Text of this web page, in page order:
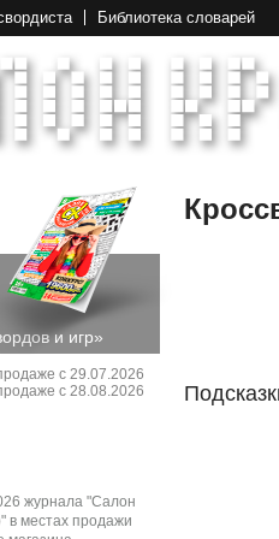
Библиотека словарей
и игр»
с 29.07.2026
с 28.08.2026
журнала "Салон
в местах продажи